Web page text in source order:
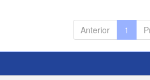
Anterior 1